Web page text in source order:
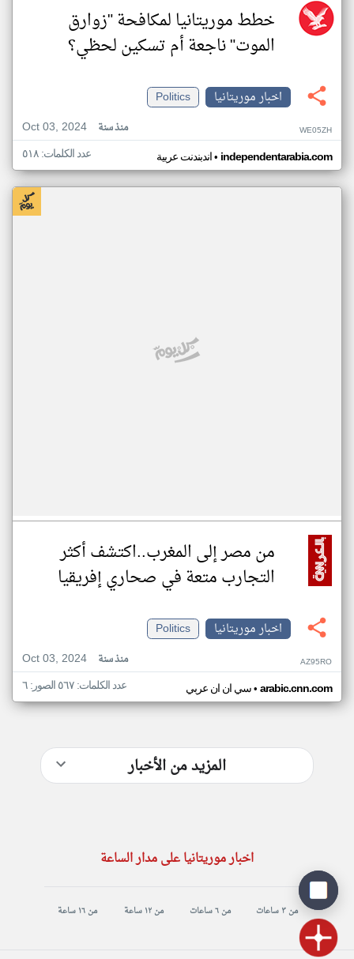
خطط موريتانيا لمكافحة "زوارق
الموت" ناجعة أم تسكين لحظي؟
اخبار موريتانيا
Politics
Oct 03, 2024
منذ سنة WE05ZH
اندبندنت عربية• independentarabia.com عدد الكلمات: ٥١٨
من مصر إلى المغرب..اكتشف أكثر
التجارب متعة في صحاري إفريقيا
اخبار موريتانيا
Politics
Oct 03, 2024
منذ سنة AZ95RO
سي ان ان عربي• arabic.cnn.com عدد الكلمات: ٥٦٧ الصور: ٦
المزيد من الأخبار
اخبار موريتانيا على مدار الساعة
من ٣ ساعات من ٦ ساعات من ١٢ ساعة من ١٦ ساعة